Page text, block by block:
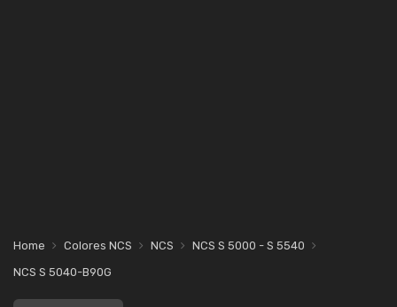
Home Colores NCS NCS
NCS S 5000 - S 5540
NCS S 5040-B90G